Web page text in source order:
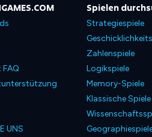
UNS
Spielen
Strategiespiele
Zahlenspiele
Logikspiele
Memory-Spiele
Klassische Spiele